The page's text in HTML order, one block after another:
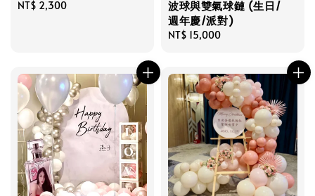
Regular
NT$ 2,300
波球與雙氣球鏈 (生日/
週年慶/派對)
Regular
NT$ 15,000